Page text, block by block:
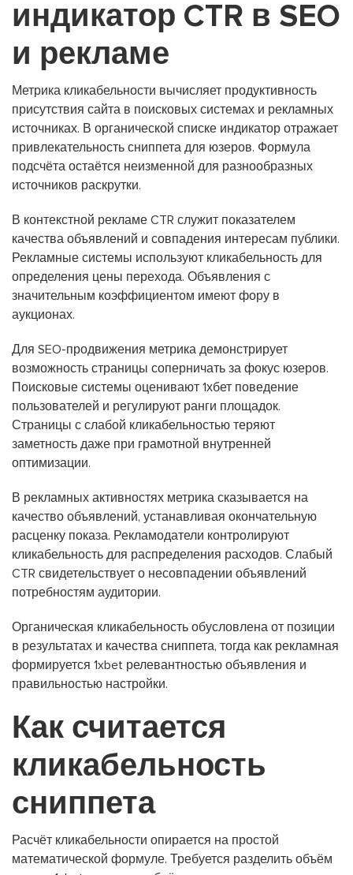
индикатор CTR в SEO
и рекламе
Метрика кликабельности вычисляет продуктивность
присутствия сайта в поисковых системах и рекламных
источниках. В органической списке индикатор отражает
привлекательность сниппета для юзеров. Формула
подсчёта остаётся неизменной для разнообразных
источников раскрутки.
В контекстной рекламе CTR служит показателем
качества объявлений и совпадения интересам публики.
Рекламные системы используют кликабельность для
определения цены перехода. Объявления с
значительным коэффициентом имеют фору в
аукционах.
Для SEO-продвижения метрика демонстрирует
возможность страницы соперничать за фокус юзеров.
Поисковые системы оценивают 1хбет поведение
пользователей и регулируют ранги площадок.
Страницы с слабой кликабельностью теряют
заметность даже при грамотной внутренней
оптимизации.
В рекламных активностях метрика сказывается на
качество объявлений, устанавливая окончательную
расценку показа. Рекламодатели контролируют
кликабельность для распределения расходов. Слабый
CTR свидетельствует о несовпадении объявлений
потребностям аудитории.
Органическая кликабельность обусловлена от позиции
в результатах и качества сниппета, тогда как рекламная
формируется 1xbet релевантностью объявления и
правильностью настройки.
Как считается
кликабельность
сниппета
Расчёт кликабельности опирается на простой
математической формуле. Требуется разделить объём